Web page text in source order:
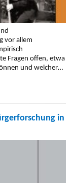
vor allem
Fragen offen, etwa
und welcher…
in